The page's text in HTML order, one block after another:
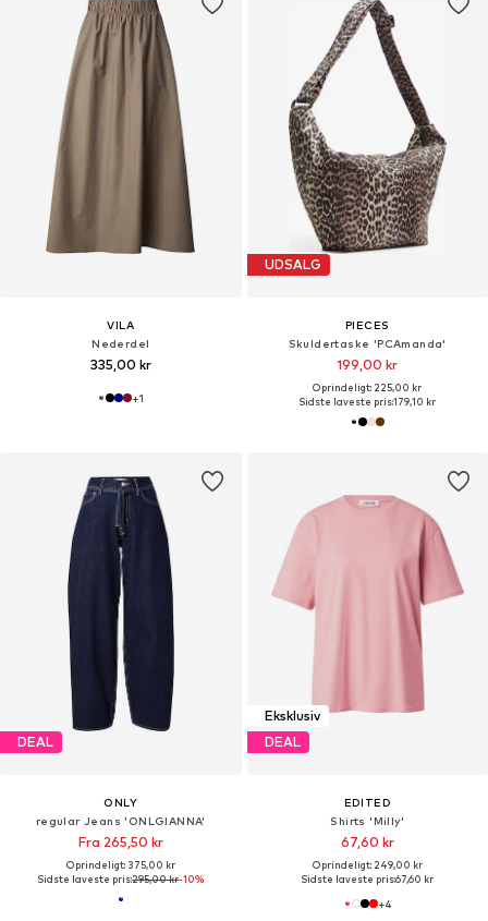
VILA
Nederdel
335,00 kr
+1
UDSALG
PIECES
Skuldertaske 'PCAmanda'
199,00 kr
Oprindeligt: 225,00 kr
Sidste laveste pris:179,10 kr
DEAL
ONLY
regular Jeans 'ONLGIANNA'
Fra 265,50 kr
Oprindeligt: 375,00 kr
Sidste laveste pris:295,00 kr-10%
Eksklusiv
DEAL
EDITED
Shirts 'Milly'
67,60 kr
Oprindeligt: 249,00 kr
Sidste laveste pris:67,60 kr
+4